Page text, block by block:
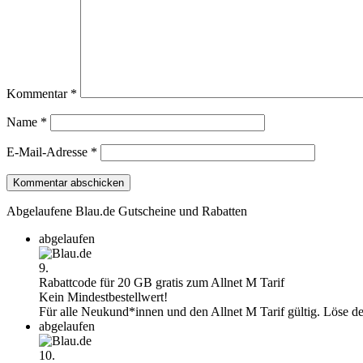
Kommentar *
Name *
E-Mail-Adresse *
Abgelaufene Blau.de Gutscheine und Rabatten
abgelaufen
9.
Rabattcode für 20 GB gratis zum Allnet M Tarif
Kein Mindestbestellwert!
Für alle Neukund*innen und den Allnet M Tarif gültig. Löse
abgelaufen
10.